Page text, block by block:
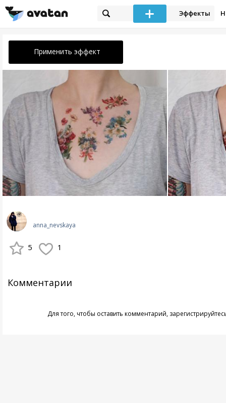
Эффекты
Применить эффект
anna_nevskaya
5 1
Комментарии
Для того, чтобы оставить комментарий,